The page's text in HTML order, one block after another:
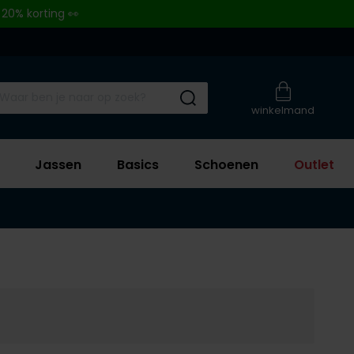
korting 👀
winkelmand
Submit search
Jassen Basics Schoenen Outlet